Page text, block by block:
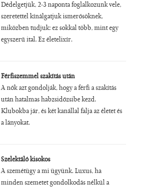
Dédelgetjük, 2-3 naponta foglalkozunk vele,
szeretettel kínálgatjuk ismerősöknek,
miközben tudjuk: ez sokkal több, mint egy
egyszerű ital. Ez életelixír.
Férfiszemmel szakítás után
A nők azt gondolják, hogy a férfi a szakítás
után hatalmas habzsidőzsibe kezd.
Klubokba jár, és két kanállal falja az életet és
a lányokat.
Szelektáló kisokos
A szemétügy a mi ügyünk. Luxus, ha
minden szemetet gondolkodás nélkül a